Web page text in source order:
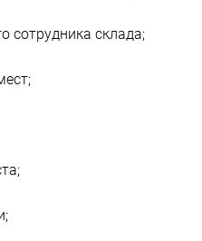
сотрудника склада;